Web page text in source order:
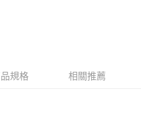
規格 相關推薦